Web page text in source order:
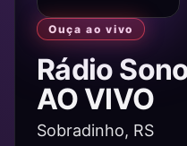
Ouça ao vivo
Rádio
AO VIVO
Sobradinho, RS